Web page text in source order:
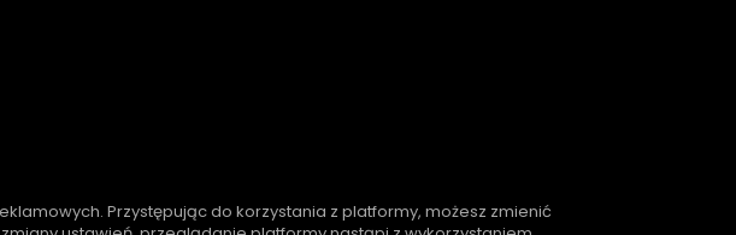
Przystępując do korzystania z platformy, możesz zmienić